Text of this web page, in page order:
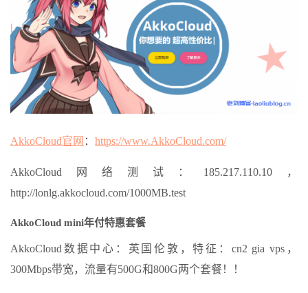
AkkoCloud官网 ： https://www.AkkoCloud.com/
AkkoCloud网络测试：185.217.110.10，
http://lonlg.akkocloud.com/1000MB.test
AkkoCloud mini年付特惠套餐
AkkoCloud数据中心：英国伦敦，特征：cn2 gia vps，
300Mbps带宽，流量有500G和800G两个套餐！！